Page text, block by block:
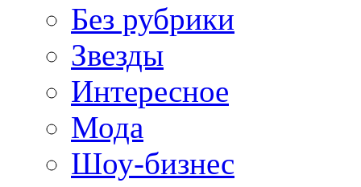
Без рубрики
Звезды
Интересное
Мода
Шоу-бизнес